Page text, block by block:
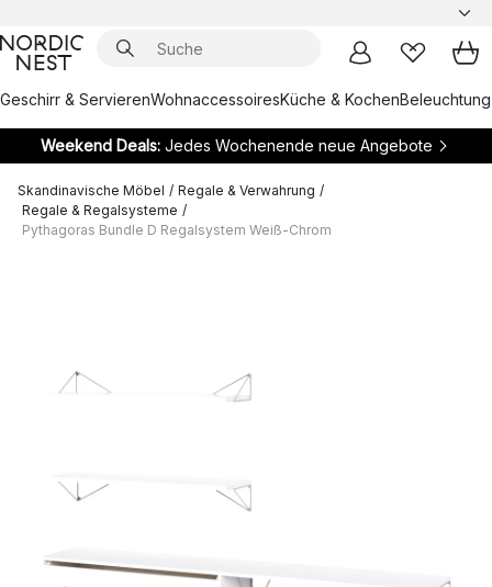
Geschirr & ServierenWohnaccessoiresKüche & KochenBeleuchtung
Weekend Deals:Jedes Wochenende neue Angebote
Skandinavische Möbel / Regale & Verwahrung /
Regale & Regalsysteme /
Pythagoras Bundle D Regalsystem Weiß-Chrom